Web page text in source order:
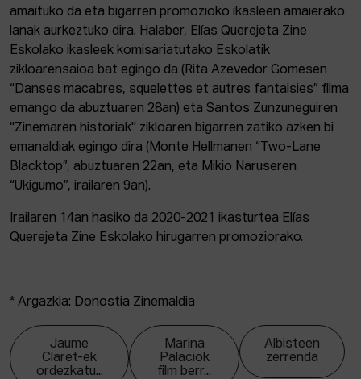
amaituko da eta bigarren promozioko ikasleen amaierako
lanak aurkeztuko dira. Halaber, Elías Querejeta Zine
Eskolako ikasleek komisariatutako Eskolatik
zikloarensaioa bat egingo da (Rita Azevedor Gomesen
“Danses macabres, squelettes et autres fantaisies” filma
emango da abuztuaren 28an) eta Santos Zunzuneguiren
"Zinemaren historiak" zikloaren bigarren zatiko azken bi
emanaldiak egingo dira (Monte Hellmanen “Two-Lane
Blacktop”, abuztuaren 22an, eta Mikio Naruseren
“Ukigumo”, irailaren 9an).
Irailaren 14an hasiko da 2020-2021 ikasturtea Elías
Querejeta Zine Eskolako hirugarren promoziorako.
* Argazkia: Donostia Zinemaldia
Jaume
Claret-ek
ordezkatu...
Marina
Palaciok
film berr...
Albisteen
zerrenda